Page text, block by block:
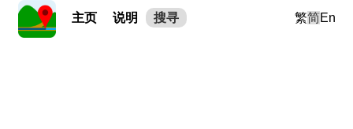
主页 说明 搜寻 繁简En